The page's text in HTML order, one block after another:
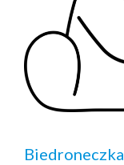
Biedroneczka